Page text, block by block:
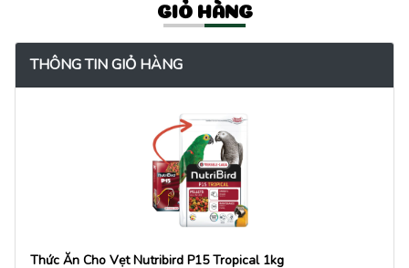
GIỎ HÀNG
THÔNG TIN GIỎ HÀNG
Thức Ăn Cho Vẹt Nutribird P15 Tropical 1kg